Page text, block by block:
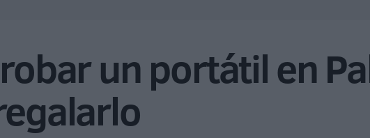
un portátil en